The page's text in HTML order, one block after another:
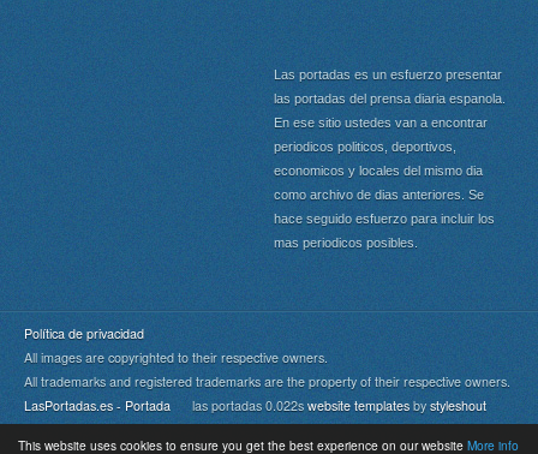
This website uses cookies to ensure you get the best experience on our website More info
Las portadas es un esfuerzo presentar
las portadas del prensa diaria espanola.
En ese sitio ustedes van a encontrar
periodicos politicos, deportivos,
economicos y locales del mismo dia
como archivo de dias anteriores. Se
hace seguido esfuerzo para incluir los
mas periodicos posibles.
Política de privacidad
All images are copyrighted to their respective owners.
All trademarks and registered trademarks are the property of their respective owners.
LasPortadas.es - Portada las portadas 0.022s website templates by styleshout